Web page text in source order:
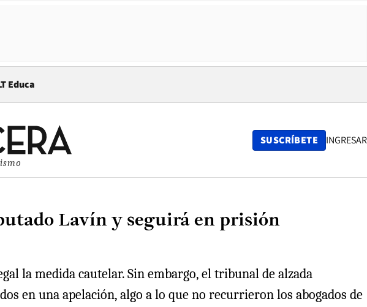
in new window
Educa
SUSCRÍBETE INGRESAR
Lavín y seguirá en prisión
la medida cautelar. Sin embargo, el tribunal de alzada
en una apelación, algo a lo que no recurrieron los abogados de